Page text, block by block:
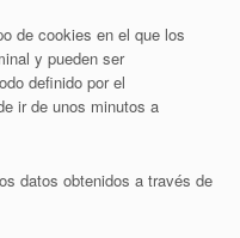
de cookies en el que los
y pueden ser
definido por el
ir de unos minutos a
datos obtenidos a través de